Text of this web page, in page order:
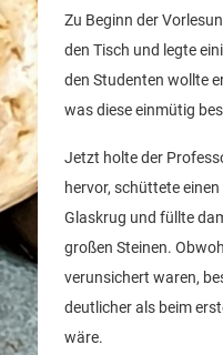
Zu Beginn der
den Tisch und legte
den Studenten wollte
was diese einmütig
Jetzt holte der
hervor, schüttete
Glaskrug und füllte
großen Steinen.
verunsichert waren,
deutlicher als beim
wäre.